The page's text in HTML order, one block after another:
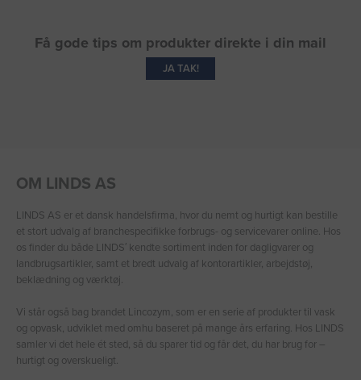
Få gode tips om produkter direkte i din mail
JA TAK!
OM LINDS AS
LINDS AS er et dansk handelsfirma, hvor du nemt og hurtigt kan bestille
et stort udvalg af branchespecifikke forbrugs- og servicevarer online. Hos
os finder du både LINDS′ kendte sortiment inden for dagligvarer og
landbrugsartikler, samt et bredt udvalg af kontorartikler, arbejdstøj,
beklædning og værktøj.
Vi står også bag brandet Lincozym, som er en serie af produkter til vask
og opvask, udviklet med omhu baseret på mange års erfaring. Hos LINDS
samler vi det hele ét sted, så du sparer tid og får det, du har brug for –
hurtigt og overskueligt.